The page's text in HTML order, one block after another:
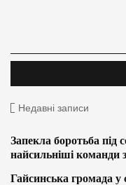
Недавні записи
Запекла боротьба під
найсильніші команди
Гайсинська громада у